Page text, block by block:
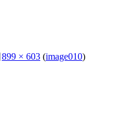
899 × 603 (image010)